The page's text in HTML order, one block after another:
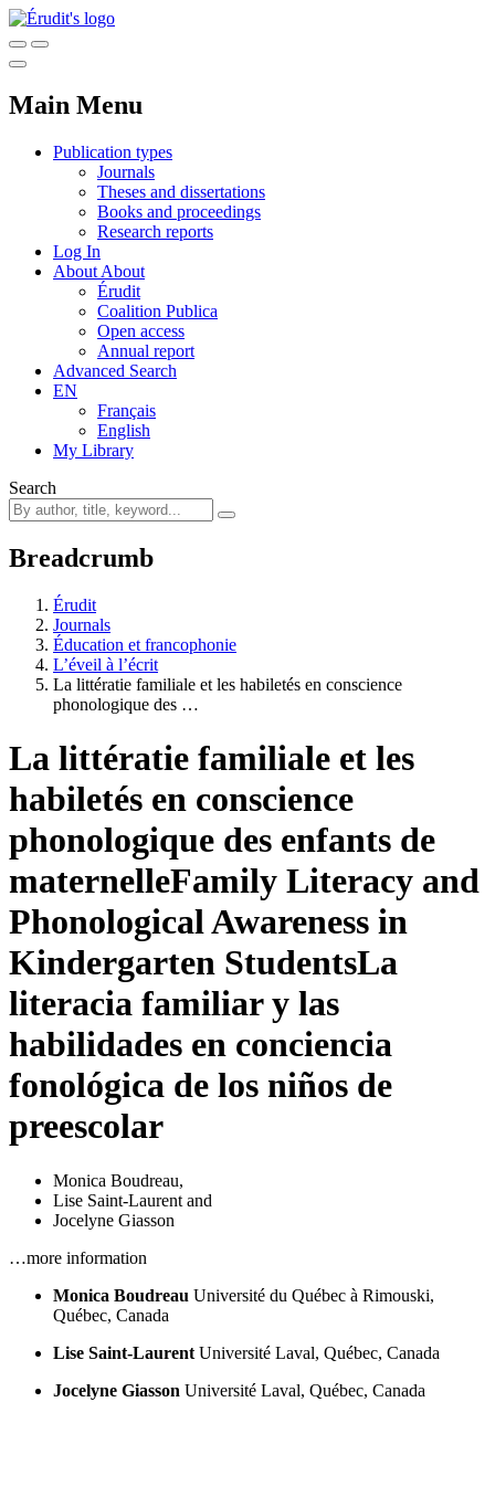
Main Menu
Publication types
Journals
Theses and dissertations
Books and proceedings
Research reports
Log In
About About
Érudit
Coalition Publica
Open access
Annual report
Advanced Search
EN
Français
English
My Library
Search
Breadcrumb
Érudit
Journals
Éducation et francophonie
L’éveil à l’écrit
La littératie familiale et les habiletés en conscience
phonologique des …
La littératie familiale et les
habiletés en conscience
phonologique des enfants de
maternelleFamily Literacy and
Phonological Awareness in
Kindergarten StudentsLa
literacia familiar y las
habilidades en conciencia
fonológica de los niños de
preescolar
Monica Boudreau,
Lise Saint-Laurent and
Jocelyne Giasson
…more information
Monica Boudreau Université du Québec à Rimouski,
Québec, Canada
Lise Saint-Laurent Université Laval, Québec, Canada
Jocelyne Giasson Université Laval, Québec, Canada